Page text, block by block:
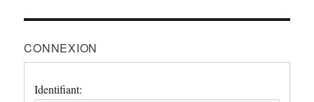
CONNEXION
Identifiant: